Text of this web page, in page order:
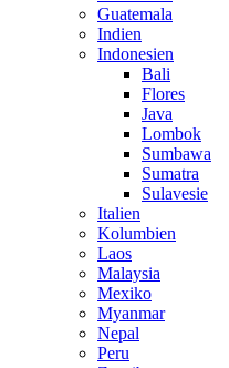
Guatemala
Indien
Indonesien
Bali
Flores
Java
Lombok
Sumbawa
Sumatra
Sulavesie
Italien
Kolumbien
Laos
Malaysia
Mexiko
Myanmar
Nepal
Peru